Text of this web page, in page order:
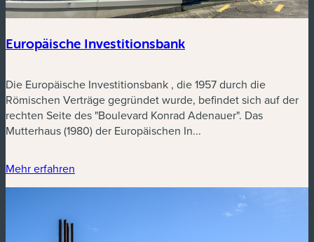
Europäische Investitionsbank
Die Europäische Investitionsbank , die 1957 durch die
Römischen Verträge gegründet wurde, befindet sich auf der
rechten Seite des "Boulevard Konrad Adenauer". Das
Mutterhaus (1980) der Europäischen In...
Mehr erfahren